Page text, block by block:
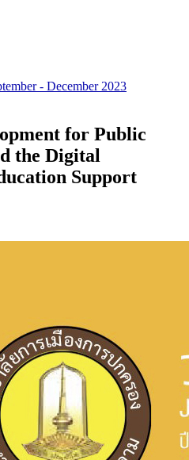
- December 2023
for Public
the Digital
Support